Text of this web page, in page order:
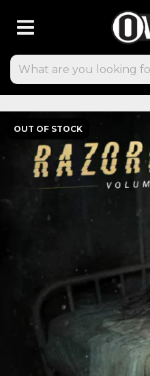
OUT OF STOCK